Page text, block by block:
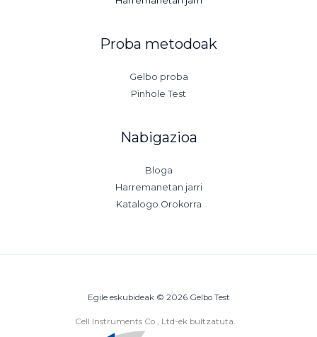
Proba metodoak
Gelbo proba
Pinhole Test
Nabigazioa
Bloga
Harremanetan jarri
Katalogo Orokorra
Egile eskubideak © 2026 Gelbo Test
Cell Instruments Co., Ltd-ek bultzatuta.